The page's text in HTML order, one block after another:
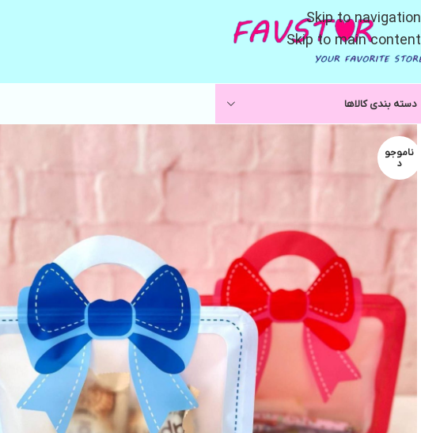
Skip to navigation
Skip to main content
دسته بندی کالاها
ناموجو
د